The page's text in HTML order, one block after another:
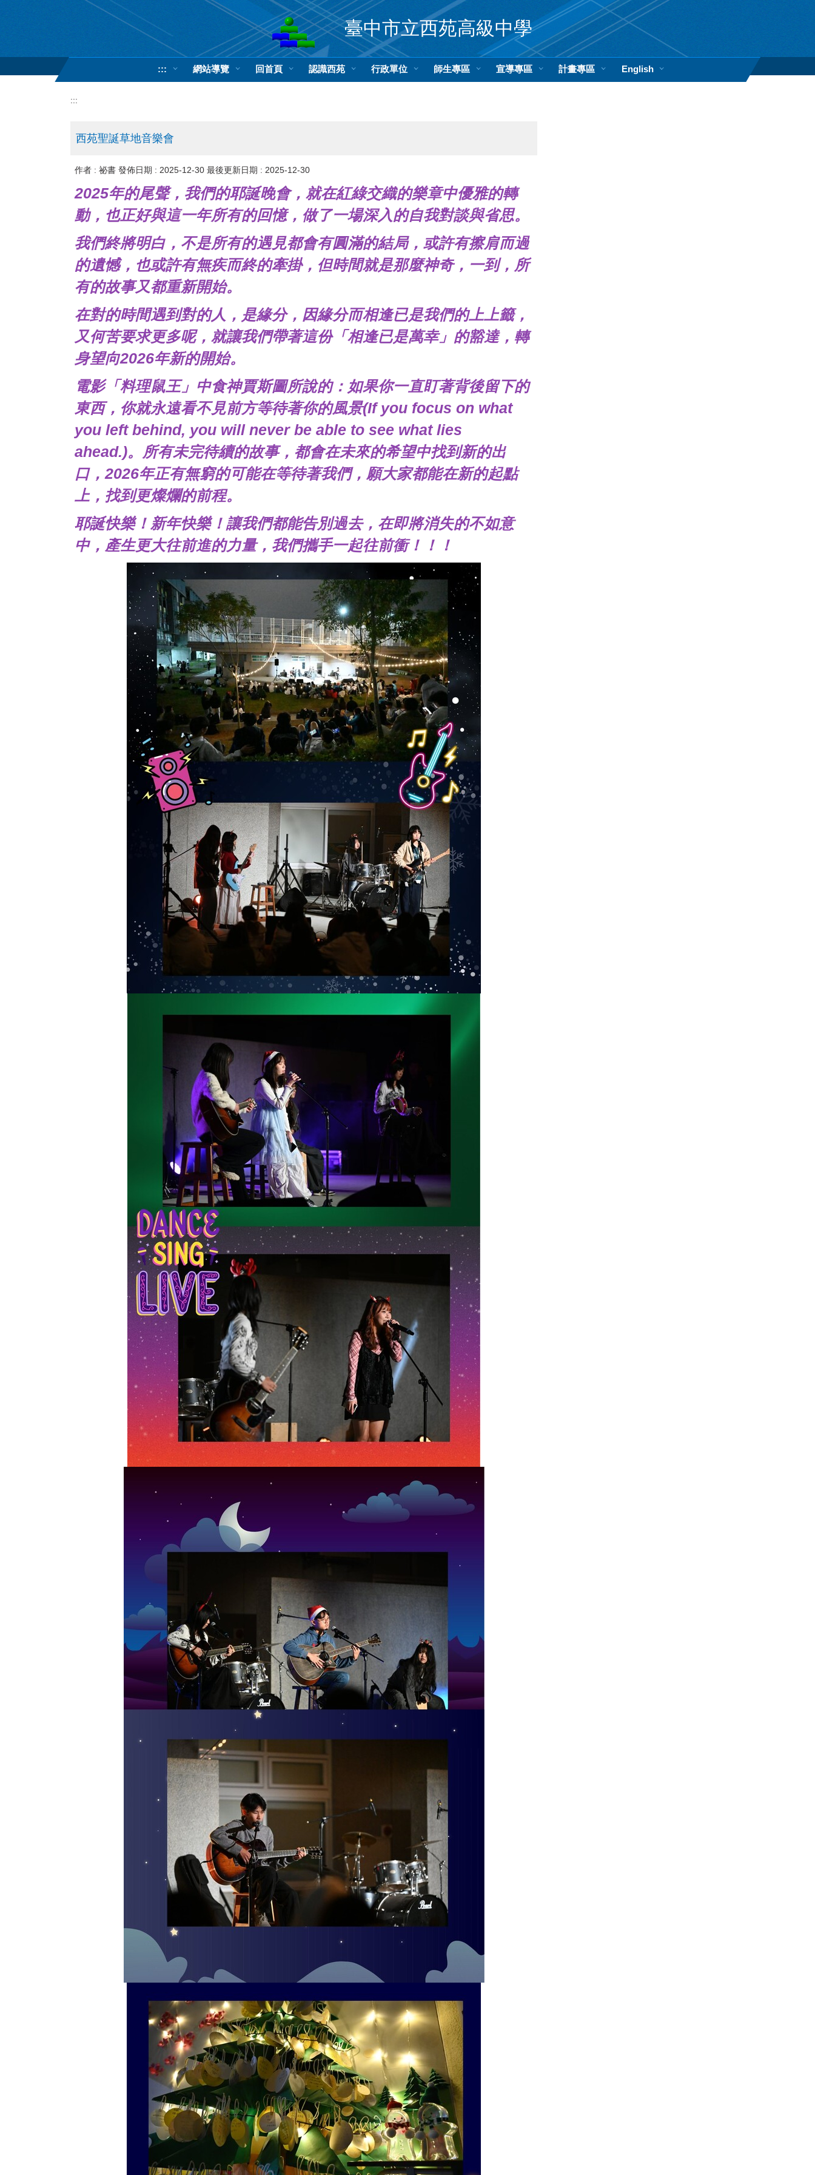
內
臺中市立西苑高級中學
::: 網站導覽 回首頁 認識西苑 行政單位 師生專區 宣導專區 計畫專區 English
:::
西苑聖誕草地音樂會
作者 : 祕書 發佈日期 : 2025-12-30 最後更新日期 : 2025-12-30
2025年的尾聲，我們的耶誕晚會，就在紅綠交織的樂章中優雅的轉
動，也正好與這一年所有的回憶，做了一場深入的自我對談與省思。
我們終將明白，不是所有的遇見都會有圓滿的結局，或許有擦肩而過
的遺憾，也或許有無疾而終的牽掛，但時間就是那麼神奇，一到，所
有的故事又都重新開始。
在對的時間遇到對的人，是緣分，因緣分而相逢已是我們的上上籤，
又何苦要求更多呢，就讓我們帶著這份「相逢已是萬幸」的豁達，轉
身望向2026年新的開始。
電影「料理鼠王」中食神賈斯圖所說的：如果你一直盯著背後留下的
東西，你就永遠看不見前方等待著你的風景(If you focus on what
you left behind, you will never be able to see what lies
ahead.)。所有未完待續的故事，都會在未來的希望中找到新的出
口，2026年正有無窮的可能在等待著我們，願大家都能在新的起點
上，找到更燦爛的前程。
耶誕快樂！新年快樂！讓我們都能告別過去，在即將消失的不如意
中，產生更大往前進的力量，我們攜手一起往前衝！！！